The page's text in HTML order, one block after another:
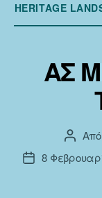
HERITAGE
ΑΣ
Από
Ημ.8